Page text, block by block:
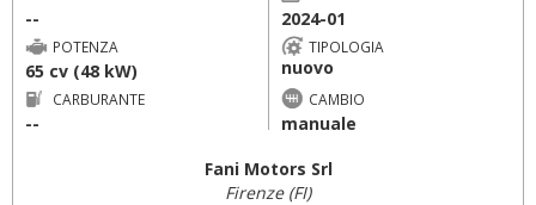
-- 2024-01
POTENZA
65 cv (48 kW)
TIPOLOGIA
nuovo
CARBURANTE
--
CAMBIO
manuale
Fani Motors Srl
Firenze (FI)